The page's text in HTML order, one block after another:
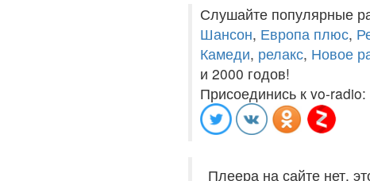
Слушайте популярные
Шансон, Европа плюс,
Камеди, релакс, Новое
и 2000 годов!
Присоединись к vo-radio:
Плеера на сайте нет,